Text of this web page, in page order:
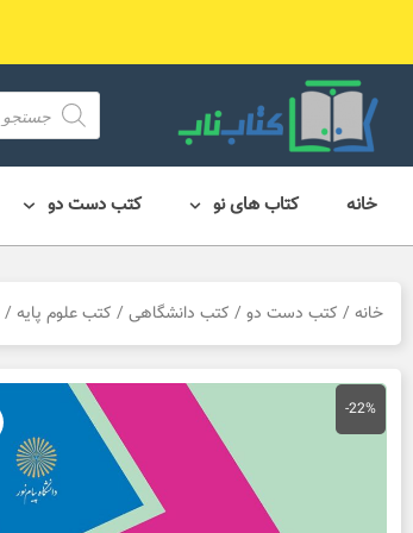
محتوا
محصول
search
خانه کتاب های نو کتب دست دو
خانه / کتب دست دو / کتب دانشگاهی / کتب علوم پایه /
-22%